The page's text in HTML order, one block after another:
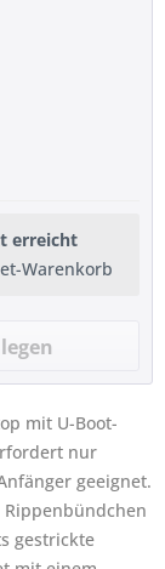
erreicht
Warenkorb
mit U-Boot-
nur
geeignet.
Rippenbündchen
gestrickte